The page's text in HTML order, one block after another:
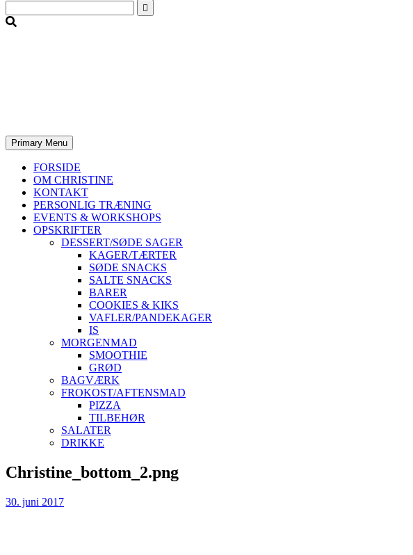
Søg
efter:
Primary Menu
FORSIDE
OM CHRISTINE
KONTAKT
PERSONLIG TRÆNING
EVENTS & WORKSHOPS
OPSKRIFTER
DESSERT/SØDE SAGER
KAGER/TÆRTER
SØDE SNACKS
SALTE SNACKS
BARER
COOKIES & KIKS
VAFLER/PANDEKAGER
IS
MORGENMAD
SMOOTHIE
GRØD
BAGVÆRK
FROKOST/AFTENSMAD
PIZZA
TILBEHØR
SALATER
DRIKKE
Skip
to
Christine_bottom_2.png
30. juni 2017